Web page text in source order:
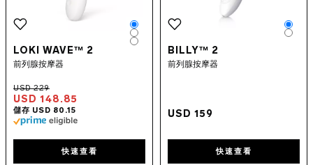
LOKI WAVE™ 2
前列腺按摩器
USD 148.85
Color
Color
Color
快速查看
BILLY™ 2
前列腺按摩器
USD 159
快速查看